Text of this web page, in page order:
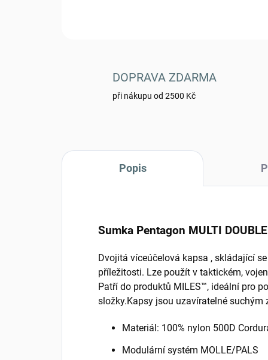
DOPRAVA ZDARMA
při nákupu od 2500 Kč
Popis
Sumka Pentagon MULTI
Dvojitá víceúčelová kapsa , skládající
příležitosti. Lze použít v taktickém,
Patří do produktů MILES™, ideální pro
složky.Kapsy jsou uzavíratelné suchým
Materiál: 100% nylon 500D
Modulární systém MOLLE/PALS